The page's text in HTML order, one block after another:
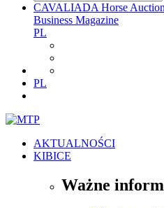
CAVALIADA Horse Auction
Business Magazine
PL
PL
AKTUALNOŚCI
KIBICE
Ważne